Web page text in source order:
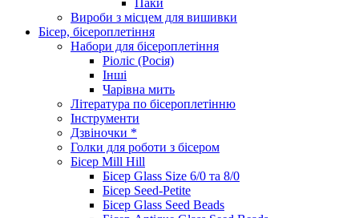
Вироби з місцем для вишивки
Бісер, бісероплетіння
Набори для бісероплетіння
Ріоліс (Росія)
Інші
Чарівна мить
Література по бісероплетінню
Інструменти
Дзвіночки *
Голки для роботи з бісером
Бісер Mill Hill
Бісер Glass Size 6/0 та 8/0
Бісер Seed-Petite
Бісер Glass Seed Beads